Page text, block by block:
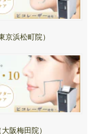
京浜松町院）
阪梅田院）